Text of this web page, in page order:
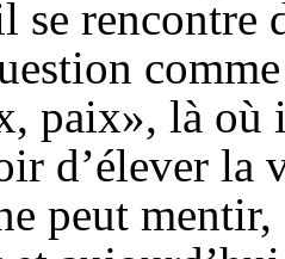
se rencontre
paix», là où
d’élever la
peut